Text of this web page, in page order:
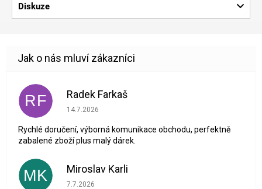
Diskuze
RF Radek Farkaš
Hodnocení obchodu je 5 z 5 hvězdiček.
14.7.2026
Rychlé doručení, výborná komunikace obchodu, perfektně
zabalené zboží plus malý dárek.
MK Miroslav Karli
Hodnocení obchodu je 5 z 5 hvězdiček.
7.7.2026